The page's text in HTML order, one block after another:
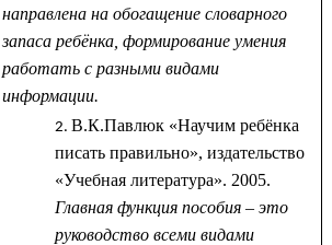
направлена на обогащение словарного
запаса ребёнка, формирование умения
работать с разными видами
информации.
В.К.Павлюк «Научим ребёнка
писать правильно», издательство
«Учебная литература». 2005.
Главная функция пособия – это
руководство всеми видами